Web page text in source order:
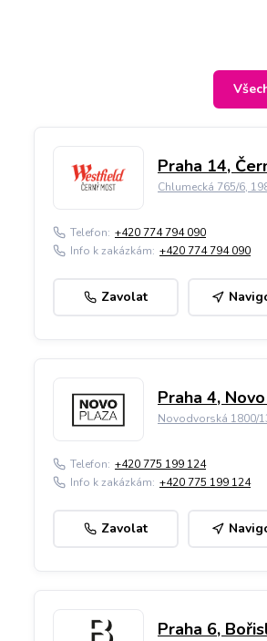
Praha 14,
Chlumecká 765/6,
Telefon: +420 774 794 090
Info k zakázkám: +420 774 794 090
Zavolat
Praha 4,
Novodvorská 1800/
Telefon: +420 775 199 124
Info k zakázkám: +420 775 199 124
Zavolat
Praha 6,